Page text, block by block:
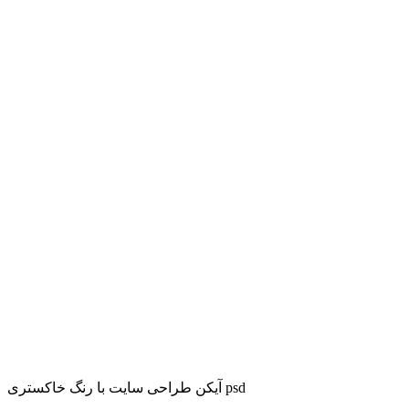
آیکن طراحی سایت با رنگ خاکستری psd